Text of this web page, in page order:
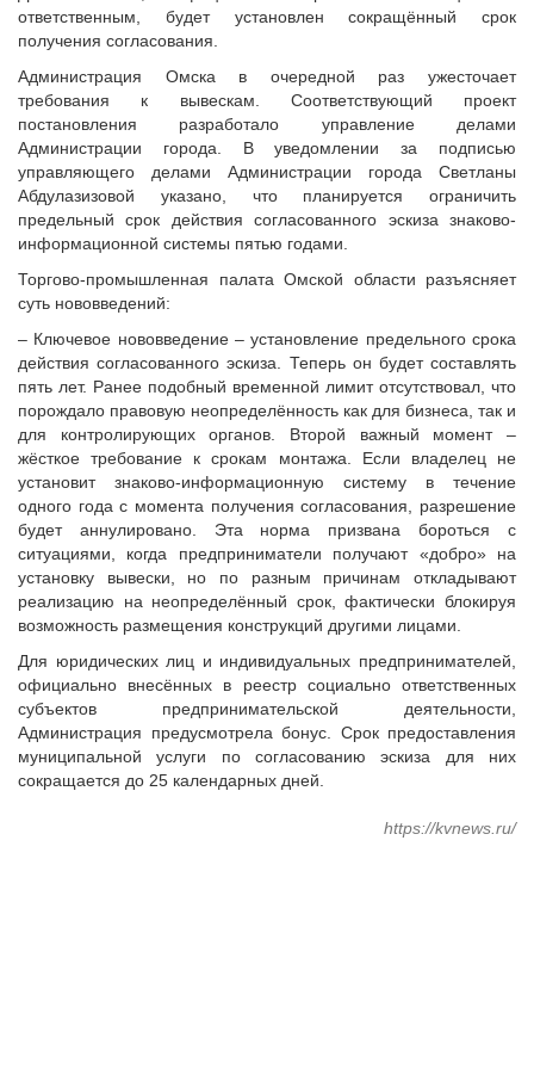
Конкурсы Совета
Семинары Совета
Издания Совета
ОКМО
Информационный бюллетень МСУ
НАСЕЛЕНИЕ И МСУ
Лучшие практики ТОС
Исполнительная дирекция
Ревизионная комиссия
Палаты Совета
Комитеты Совета
Правление Совета
Обработка персональных данных
Партнеры Совета
Полезные ссылки
Контактная информация
НОВОСТИ
СМИ о нас
МЕТОДИЧЕСКИЙ РАЗДЕЛ
Опыт регионов
Методические материалы
Опыт муниципалитетов
Судебная практика
Мнение специалиста
Конкурсы Совета
Издания Совета
Вопрос-ответ
ВАРМСУ
Новости ВАРМСУ
ответственным, будет установлен сокращённый срок
получения согласования.
Администрация Омска в очередной раз ужесточает
требования к вывескам. Соответствующий проект
постановления разработало управление делами
Администрации города. В уведомлении за подписью
управляющего делами Администрации города Светланы
Абдулазизовой указано, что планируется ограничить
предельный срок действия согласованного эскиза знаково-
информационной системы пятью годами.
Торгово-промышленная палата Омской области разъясняет
суть нововведений:
– Ключевое нововведение – установление предельного срока
действия согласованного эскиза. Теперь он будет составлять
пять лет. Ранее подобный временной лимит отсутствовал, что
порождало правовую неопределённость как для бизнеса, так и
для контролирующих органов. Второй важный момент –
жёсткое требование к срокам монтажа. Если владелец не
установит знаково-информационную систему в течение
одного года с момента получения согласования, разрешение
будет аннулировано. Эта норма призвана бороться с
ситуациями, когда предприниматели получают «добро» на
установку вывески, но по разным причинам откладывают
реализацию на неопределённый срок, фактически блокируя
возможность размещения конструкций другими лицами.
Для юридических лиц и индивидуальных предпринимателей,
официально внесённых в реестр социально ответственных
субъектов предпринимательской деятельности,
Администрация предусмотрела бонус. Срок предоставления
муниципальной услуги по согласованию эскиза для них
сокращается до 25 календарных дней.
https://kvnews.ru/